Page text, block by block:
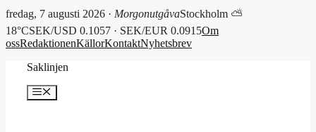
fredag, 7 augusti 2026 · MorgonutgåvaStockholm ⛅
18°CSEK/USD 0.1057 · SEK/EUR 0.0915Om
ossRedaktionenKällorKontaktNyhetsbrev
Saklinjen
Meny